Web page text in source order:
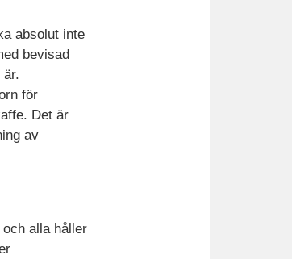
absolut inte
bevisad
för
Det är
av
alla håller